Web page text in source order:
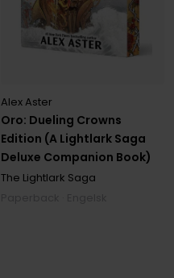
Oro: Dueling Crowns
Edition (A Lightlark Saga
Deluxe Companion Book)
Alex Aster
The Lightlark Saga